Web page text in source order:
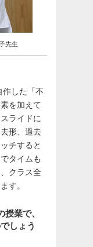
先生
作した「不
を加えて
ライドに
形、過去
チすると
タイムも
クラス全
す。
業で、
しょう